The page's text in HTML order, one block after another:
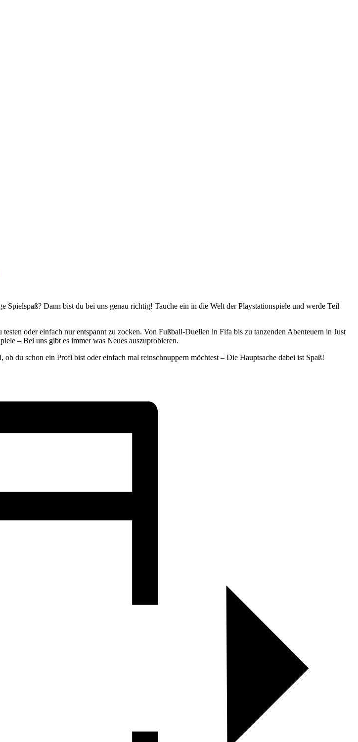
Dann bist du bei uns genau richtig! Tauche ein in die Welt der Playstationspiele und werde Teil
oder einfach nur entspannt zu zocken. Von Fußball-Duellen in Fifa bis zu tanzenden Abenteuern in Just
– Bei uns gibt es immer was Neues auszuprobieren.
du schon ein Profi bist oder einfach mal reinschnuppern möchtest – Die Hauptsache dabei ist Spaß!